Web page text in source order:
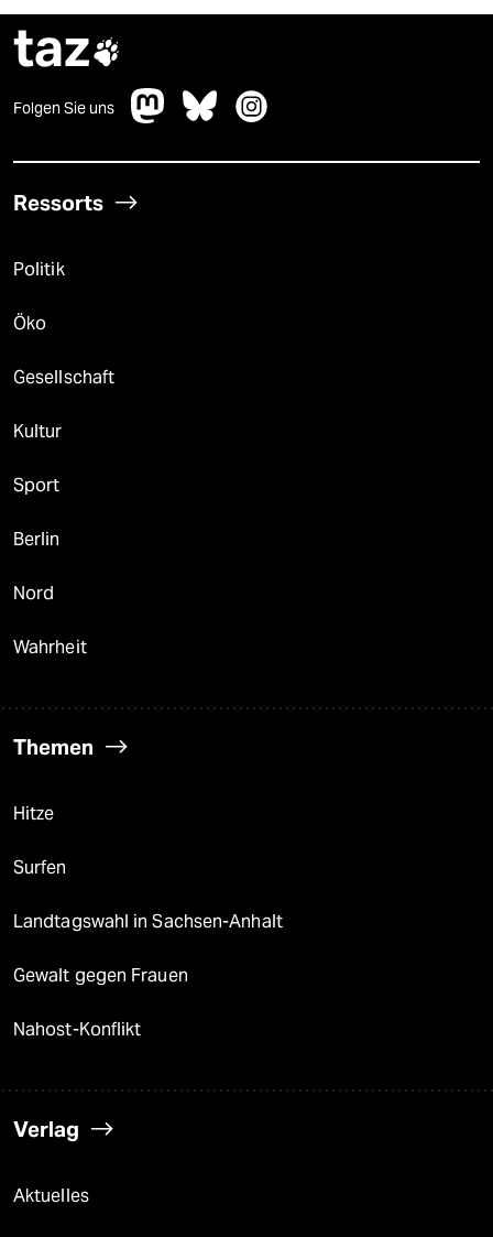
taz
Folgen Sie uns
Ressorts
Politik
Öko
Gesellschaft
Kultur
Sport
Berlin
Nord
Wahrheit
Themen
Hitze
Surfen
Landtagswahl in Sachsen-Anhalt
Gewalt gegen Frauen
Nahost-Konflikt
Verlag
Aktuelles